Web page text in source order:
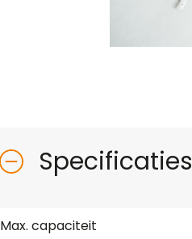
Specificaties
Max. capaciteit